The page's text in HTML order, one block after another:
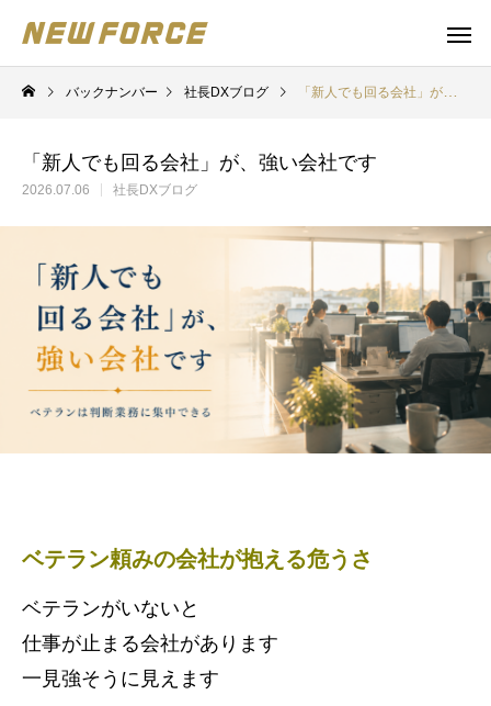
WEBコンテンツ 補助金
バックナンバー 社長DXブログ 「新人でも回る会社」が、強い会社です
「新人でも回る会社」が、強い会社です
2026.07.06 社長DXブログ
ベテラン頼みの会社が抱える危うさ
ベテランがいないと
仕事が止まる会社があります
一見強そうに見えます